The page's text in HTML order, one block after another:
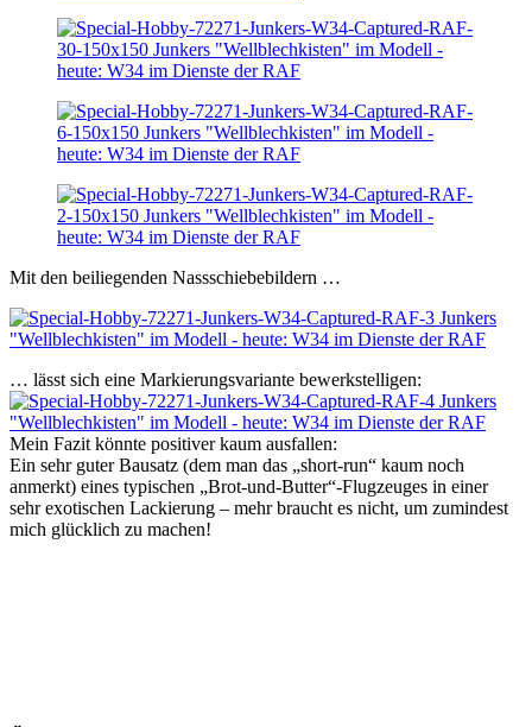
Mit den beiliegenden Nassschiebebildern …
… lässt sich eine Markierungsvariante bewerkstelligen:
Mein Fazit könnte positiver kaum ausfallen:
Ein sehr guter Bausatz (dem man das „short-run“ kaum noch
anmerkt) eines typischen „Brot-und-Butter“-Flugzeuges in einer
sehr exotischen Lackierung – mehr braucht es nicht, um zumindest
mich glücklich zu machen!